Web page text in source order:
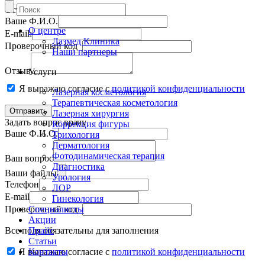
Оставить отзыв
Ваше Ф.И.О.
E-mail:
Проверочный код
Отзыв
Я выражаю согласие сполитикой конфиденциальности
Задать вопрос врачу
Ваше Ф.И.О.
Ваш вопрос
Ваши файлы
Телефон
E-mail
Проверочный код
Все поля обязательны для заполнения
Я выражаю согласие с политикой конфиденциальности
О центре
Лазмед Клиника
Наши партнеры
Услуги
Лазерная косметология
Терапевтическая косметология
Лазерная хирургия
Коррекция фигуры
Трихология
Дерматология
Фотодинамическая терапия
Диагностика
Урология
ЛОР
Гинекология
Специалисты
Акции
Прайс
Статьи
Контакты